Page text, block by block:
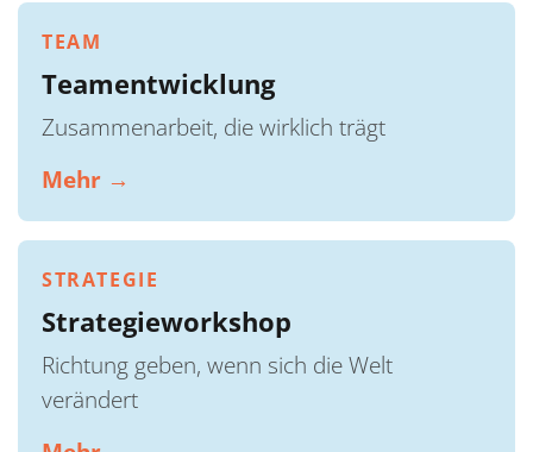
TEAM
Teamentwicklung
Zusammenarbeit, die wirklich trägt
Mehr →
STRATEGIE
Strategieworkshop
Richtung geben, wenn sich die Welt
verändert